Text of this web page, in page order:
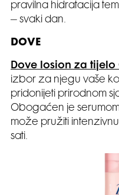
pravilna hidratacija
– svaki dan.
DOVE
Dove losion za tijelo
izbor za njegu vaše
pridonijeti prirodnom
Obogaćen je
može pružiti
sati.